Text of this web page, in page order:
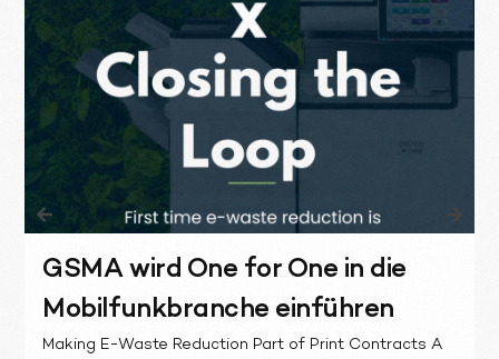
GSMA wird One for One in die
Mobilfunkbranche einführen
Making E-Waste Reduction Part of Print Contracts A